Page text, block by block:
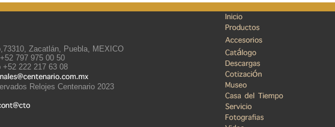
Zacatlán, Puebla, MEXICO
797 975 00 50
+52 222 217 63 08
Relojes Centenario 2023